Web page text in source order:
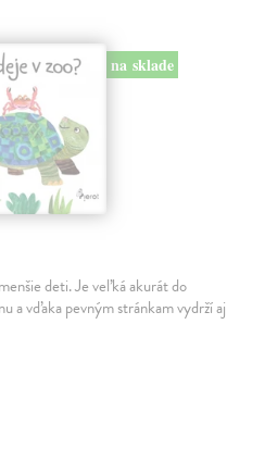
na sklade
deti. Je veľká akurát do
a vďaka pevným stránkam vydrží aj